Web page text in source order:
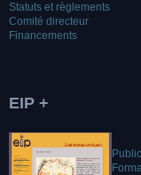
Statuts et règlements
Comité directeur
Financements
EIP +